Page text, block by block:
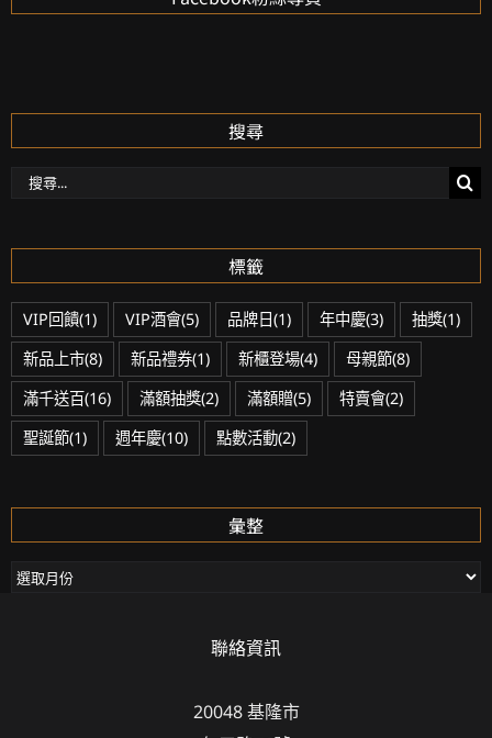
搜尋
標籤
VIP回饋(1) VIP酒會(5) 品牌日(1) 年中慶(3) 抽獎(1)
新品上市(8) 新品禮券(1) 新櫃登場(4) 母親節(8)
滿千送百(16) 滿額抽獎(2) 滿額贈(5) 特賣會(2)
聖誕節(1) 週年慶(10) 點數活動(2)
彙整
彙
聯絡資訊
20048基隆市